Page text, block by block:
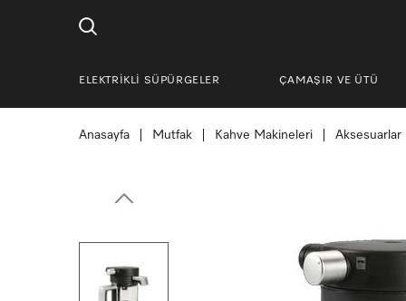
ELEKTRİKLİ SÜPÜRGELER ÇAMAŞIR VE ÜTÜ
Anasayfa Mutfak Kahve Makineleri Aksesuarlar